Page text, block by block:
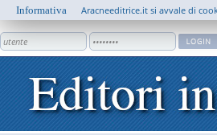
Informativa Aracneeditrice.it si avvale di